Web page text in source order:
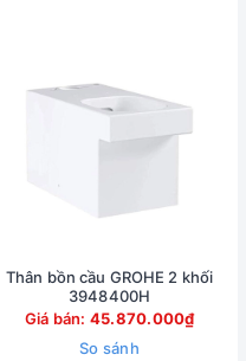
Thân bồn cầu GROHE 2 khối
3948400H
Giá bán: 45.870.000₫
So sánh